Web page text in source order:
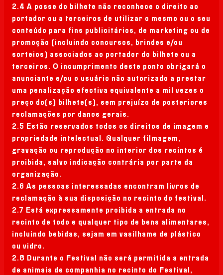
2.4 A posse do bilhete não reconhece o direito ao
portador ou a terceiros de utilizar o mesmo ou o seu
conteúdo para fins publicitários, de marketing ou de
promoção (incluindo concursos, brindes e/ou
sorteios) associados ao portador do bilhete ou a
terceiros. O incumprimento deste ponto obrigará o
anunciante e/ou o usuário não autorizado a prestar
uma penalização efectiva equivalente a mil vezes o
preço do(s) bilhete(s), sem prejuízo de posteriores
reclamações por danos gerais.
2.5 Estão reservados todos os direitos de imagem e
propriedade intelectual. Qualquer filmagem,
gravação ou reprodução no interior dos recintos é
proibida, salvo indicação contrária por parte da
organização.
2.6 As pessoas interessadas encontram livros de
reclamação à sua disposição no recinto do festival.
2.7 Está expressamente proibida a entrada no
recinto de todo e qualquer tipo de bens alimentares,
incluindo bebidas, sejam em vasilhame de plástico
ou vidro.
2.8 Durante o Festival não será permitida a entrada
de animais de companhia no recinto do Festival,